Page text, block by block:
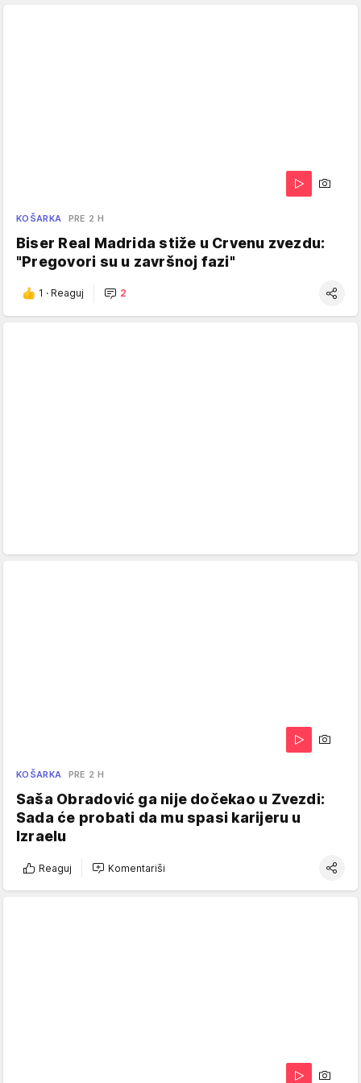
KOŠARKA PRE 2 H
Biser Real Madrida stiže u Crvenu zvezdu:
"Pregovori su u završnoj fazi"
1 · Reaguj 2
KOŠARKA PRE 2 H
Saša Obradović ga nije dočekao u Zvezdi:
Sada će probati da mu spasi karijeru u
Izraelu
Reaguj Komentariši